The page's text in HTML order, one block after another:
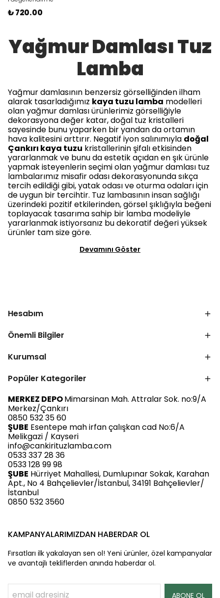
₺ 720.00
Yağmur Damlası Tuz
Lamba
Yağmur damlasının benzersiz görselliğinden ilham
alarak tasarladığımız kaya tuzu lamba modelleri
olan yağmur damlası ürünlerimiz görselliğiyle
dekorasyona değer katar, doğal tuz kristalleri
sayesinde bunu yaparken bir yandan da ortamın
hava kalitesini arttırır. Negatif iyon salınımıyla doğal
Çankırı kaya tuzu kristallerinin şifalı etkisinden
yararlanmak ve bunu da estetik açıdan en şık ürünle
yapmak isteyenlerin seçimi olan yağmur damlası tuz
lambalarımız misafir odası dekorasyonunda sıkça
tercih edildiği gibi, yatak odası ve oturma odaları için
de uygun bir tercihtir. Tuz lambasının insan sağlığı
üzerindeki pozitif etkilerinden, görsel şıklığıyla beğeni
toplayacak tasarıma sahip bir lamba modeliyle
yararlanmak istiyorsanız bu dekoratif değeri yüksek
ürünler tam size göre.
Devamını Göster
Hesabım
Önemli Bilgiler
Kurumsal
Popüler Kategoriler
MERKEZ DEPOMimarsinan Mah. Attralar Sok. no:9/A
Merkez/Çankırı
0850 532 35 60
ŞUBE Esentepe mah irfan çalışkan cad No:6/A
Melikgazi / Kayseri
info@cankirituzlamba.com
0533 337 28 36
0533 128 99 98
ŞUBE Hürriyet Mahallesi, Dumlupınar Sokak, Karahan
Apt., No 4 Bahçelievler/İstanbul, 34191 Bahçelievler/
İstanbul
0850 532 3560
KAMPANYALARIMIZDAN HABERDAR OL
Fırsatları ilk yakalayan sen ol! Yeni ürünler, özel kampanyalar
ve avantajlı tekliflerden anında haberdar ol.
ABONE OL